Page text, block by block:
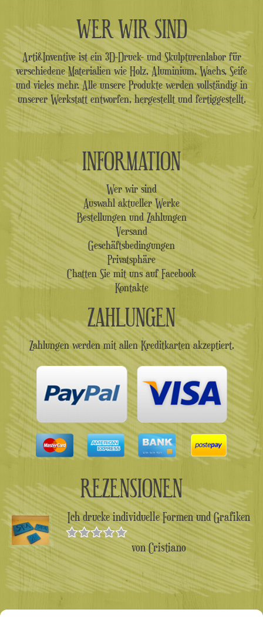
WER WIR SIND
Arti&Inventive ist ein 3D-Druck- und Skulpturenlabor für
verschiedene Materialien wie Holz, Aluminium, Wachs, Seife
und vieles mehr. Alle unsere Produkte werden vollständig in
unserer Werkstatt entworfen, hergestellt und fertiggestellt.
INFORMATION
Wer wir sind
Auswahl aktueller Werke
Bestellungen und Zahlungen
Versand
Geschäftsbedingungen
Privatsphäre
Chatten Sie mit uns auf Facebook
Kontakte
ZAHLUNGEN
Zahlungen werden mit allen Kreditkarten akzeptiert.
REZENSIONEN
Ich drucke individuelle Formen und Grafiken
Bewertet
mit 5 von 5
von Cristiano